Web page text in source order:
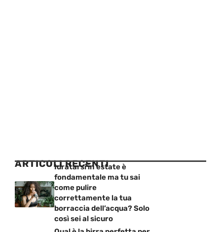
ARTICOLI RECENTI
Idratarsi in estate è
fondamentale ma tu sai
come pulire
correttamente la tua
borraccia dell’acqua? Solo
così sei al sicuro